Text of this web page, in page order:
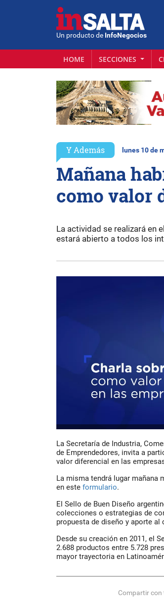
Un producto de InfoNegocios
HOME SECCIONES
Y Además lunes 10 de
Mañana
como valor
La actividad se realizará en
estará abierto a todos los
La Secretaría de Industria,
de Emprendedores, invita a
valor diferencial en las
La misma tendrá lugar mañana
en este formulario.
El Sello de Buen Diseño
colecciones o estrategias de
propuesta de diseño y aporte
Desde su creación en 2011, el
2.688 productos entre 5.728
mayor trayectoria en
Compartir con